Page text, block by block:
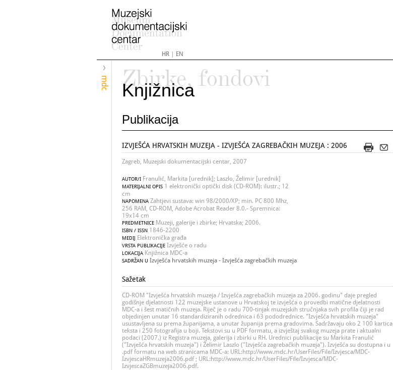
HR| EN
mdc
Zbirke, fondovi
Knjižnica
Publikacija
IZVJEŠĆA HRVATSKIH MUZEJA - IZVJEŠĆA ZAGREBAČKIH MUZEJA : 2006
Zagreb, Muzejski dokumentacijski centar, 2007
AUTOR/I Franulić, Markita [urednik]; Laszlo, Želimir [urednik]
MATERIJALNI OPIS 1 elektronički optički disk (CD-ROM): ilustr.; 12
cm
NAPOMENA Zahtjevi sustava: win 98/2000/XP; min. PC 800 Mhz,
256 RAM, CD-ROM, Adobe Acrobat Reader 8.0.- Spremnica:
19x14 cm
PREDMETNICE Muzeji, galerije i zbirke; Hrvatska; 2006.
ISBN / ISSN 1846-2200
MEDIJ Elektronička građa
VRSTA PUBLIKACIJE Izvješće o radu
LOKACIJA Knjižnica MDC-a
SADRŽAN U Izvješća hrvatskih muzeja - Izvješća zagrebačkih muzeja
Sažetak
CD-ROM "Izvješća hrvatskih muzeja / Izvješća zagrebačkih muzeja za 2006. godinu" daje pregled
godišnje djelatnosti 122 muzejske ustanove u Hrvatskoj te izvješća o provedbi matične djelatnosti
MDC-a i šest matičnih muzeja. Riječ je o radu 700-tinjak muzejskih stručnjaka svih profila čiji je rad
objedinjen unutar 16 standardiziranih odrednica i 63 pododrednice. "Izvješća hrvatskih muzeja"
usustavljena su prema županijama, a unutar županija prema gradovima. Sadržavaju oko 2 100 kartica
teksta i 250 fotografija u boji. Tekstovi su u PDF formatu, a izvještaj svakog muzeja prate i aktualni
podaci (2007.) iz Registra muzeja, galerija i zbirki u RH. Urednici publikacije su Markita Franulić
("Izvješća hrvatskih muzeja") i Želimir Laszlo ("Izvješća zagrebačkih muzeja"). Izvješća su dostupna i u
.pdf formatu na web stranicama MDC-a: URL:http://www.mdc.hr/UserFiles/File/Izvjesca/MDC-
IzvjescaHRmuzeja2006.pdf ; URL:http://www.mdc.hr/UserFiles/File/Izvjesca/MDC-
IzvjescaZGBmuzeja2006.pdf.